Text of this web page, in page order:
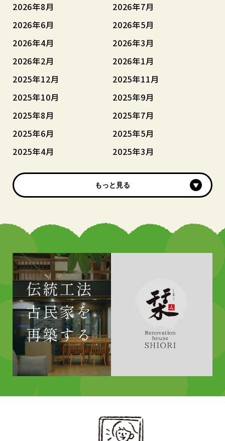
2026年8月
2026年7月
2026年6月
2026年5月
2026年4月
2026年3月
2026年2月
2026年1月
2025年12月
2025年11月
2025年10月
2025年9月
2025年8月
2025年7月
2025年6月
2025年5月
2025年4月
2025年3月
もっと見る
もっと見る